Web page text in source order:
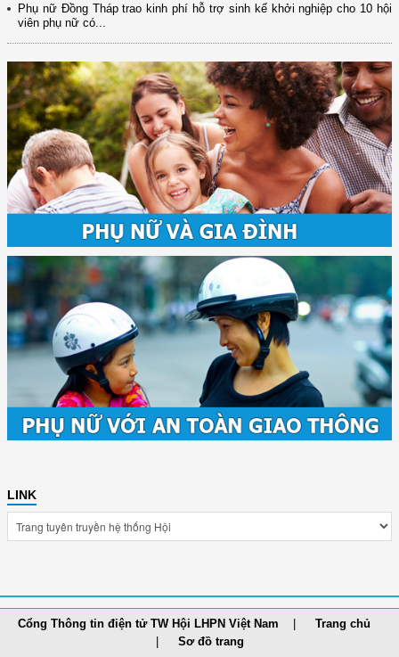
Phụ nữ Đồng Tháp trao kinh phí hỗ trợ sinh kế khởi nghiệp cho 10 hội
viên phụ nữ có...
LINK
Cổng Thông tin điện tử TW Hội LHPN Việt Nam
Trang chủ
Sơ đồ trang